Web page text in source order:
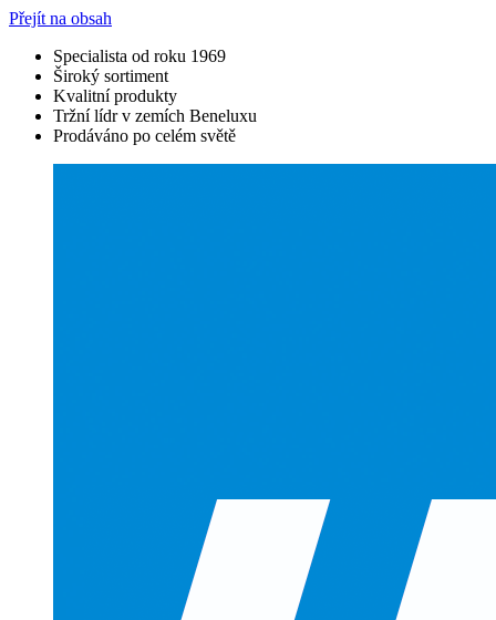
Přejít na obsah
Specialista od roku 1969
Široký sortiment
Kvalitní produkty
Tržní lídr v zemích Beneluxu
Prodáváno po celém světě